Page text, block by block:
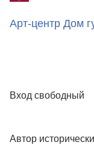
Арт-центр Дом
Вход свободный
Автор